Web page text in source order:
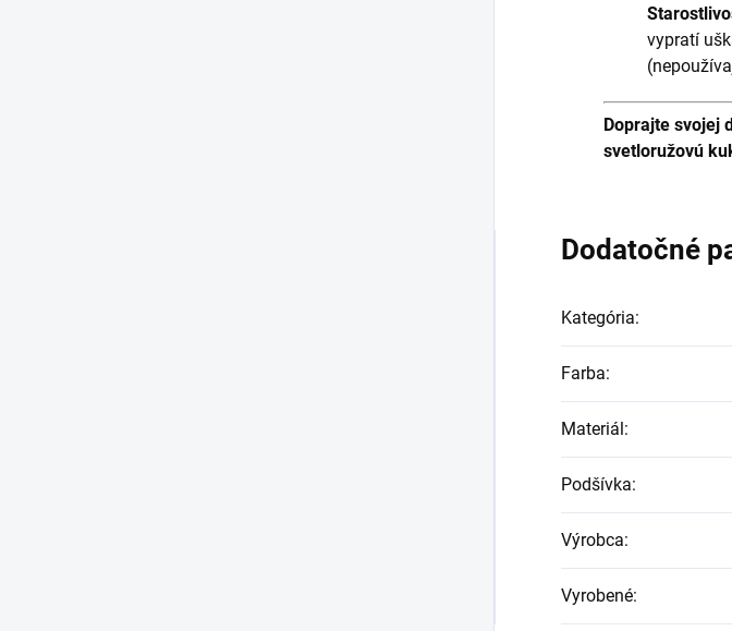
vypratí
Doprajte svojej
svetloružovú
Dodatočné
Kategória:
Farba:
Materiál:
Podšívka:
Výrobca:
Vyrobené: